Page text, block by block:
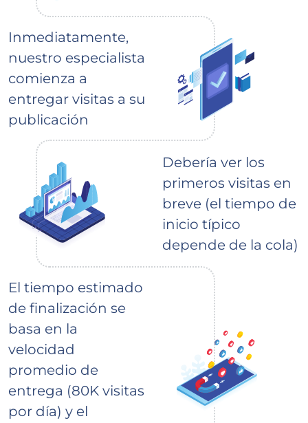
Inmediatamente,
nuestro especialista
comienza a
entregar visitas a su
publicación
Debería ver los
primeros visitas en
breve (el tiempo de
inicio típico
depende de la cola)
El tiempo estimado
de finalización se
basa en la
velocidad
promedio de
entrega (80K visitas
por día) y el